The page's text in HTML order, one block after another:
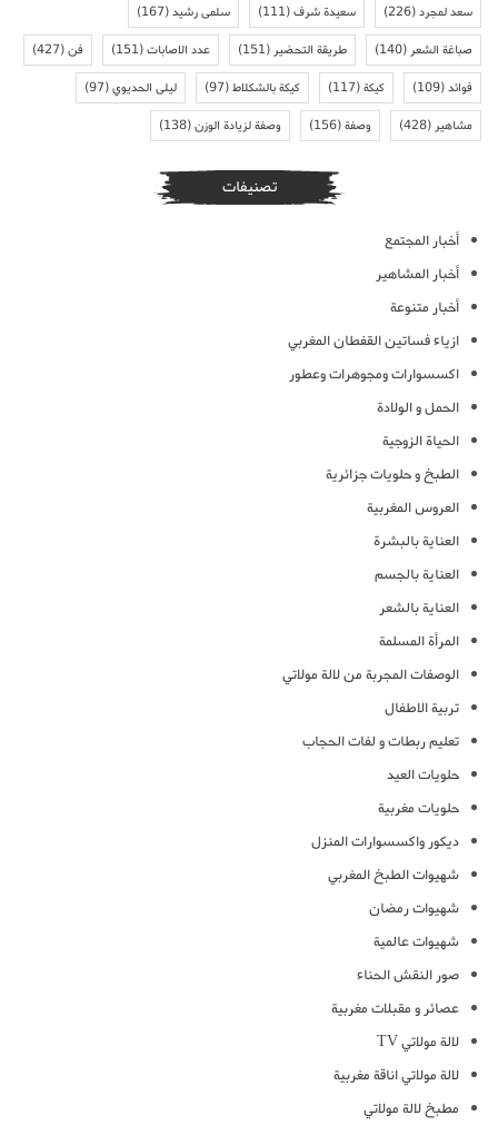
سعد لمجرد(226) سعيدة شرف(111) سلمى رشيد(167)
صباغة الشعر(140) طريقة التحضير(151) عدد الاصابات(151) فن(427)
فوائد(109) كيكة(117) كيكة بالشكلاط(97) ليلى الحديوي(97)
مشاهير(428) وصفة(156) وصفة لزيادة الوزن(138)
تصنيفات
أخبار المجتمع
أخبار المشاهير
أخبار متنوعة
ازياء فساتين القفطان المغربي
اكسسوارات ومجوهرات وعطور
الحمل و الولادة
الحياة الزوجية
الطبخ و حلويات جزائرية
العروس المغربية
العناية بالبشرة
العناية بالجسم
العناية بالشعر
المرأة المسلمة
الوصفات المجربة من لالة مولاتي
تربية الاطفال
تعليم ربطات و لفات الحجاب
حلويات العيد
حلويات مغربية
ديكور واكسسوارات المنزل
شهيوات الطبخ المغربي
شهيوات رمضان
شهيوات عالمية
صور النقش الحناء
عصائر و مقبلات مغربية
لالة مولاتي TV
لالة مولاتي اناقة مغربية
مطبخ لالة مولاتي